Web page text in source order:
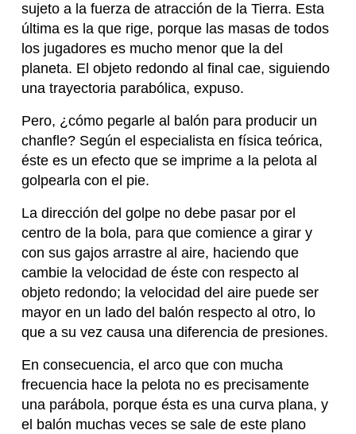
sujeto a la fuerza de atracción de la Tierra. Esta
última es la que rige, porque las masas de todos
los jugadores es mucho menor que la del
planeta. El objeto redondo al final cae, siguiendo
una trayectoria parabólica, expuso.
Pero, ¿cómo pegarle al balón para producir un
chanfle? Según el especialista en física teórica,
éste es un efecto que se imprime a la pelota al
golpearla con el pie.
La dirección del golpe no debe pasar por el
centro de la bola, para que comience a girar y
con sus gajos arrastre al aire, haciendo que
cambie la velocidad de éste con respecto al
objeto redondo; la velocidad del aire puede ser
mayor en un lado del balón respecto al otro, lo
que a su vez causa una diferencia de presiones.
En consecuencia, el arco que con mucha
frecuencia hace la pelota no es precisamente
una parábola, porque ésta es una curva plana, y
el balón muchas veces se sale de este plano